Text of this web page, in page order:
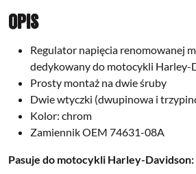
Opis
Regulator napięcia renomowanej
dedykowany do motocykli Harley-
Prosty montaż na dwie śruby
Dwie wtyczki (dwupinowa i
Kolor: chrom
Zamiennik OEM 74631-08A
Pasuje do motocykli Harley-Davidson: